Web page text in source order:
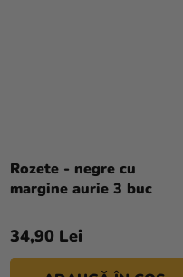
Rozete - negre cu
margine aurie 3 buc
34,90 Lei